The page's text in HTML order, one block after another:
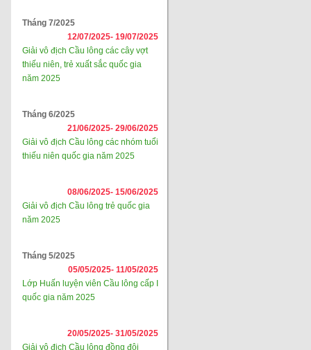
Tháng 7/2025
12/07/2025- 19/07/2025
Giải vô địch Cầu lông các cây vợt
thiếu niên, trẻ xuất sắc quốc gia
năm 2025
Tháng 6/2025
21/06/2025- 29/06/2025
Giải vô địch Cầu lông các nhóm tuổi
thiếu niên quốc gia năm 2025
08/06/2025- 15/06/2025
Giải vô địch Cầu lông trẻ quốc gia
năm 2025
Tháng 5/2025
05/05/2025- 11/05/2025
Lớp Huấn luyện viên Cầu lông cấp I
quốc gia năm 2025
20/05/2025- 31/05/2025
Giải vô địch Cầu lông đồng đội